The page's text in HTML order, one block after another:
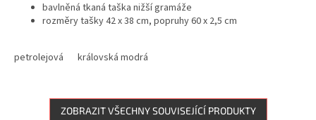
bavlněná tkaná taška nižší gramáže
rozměry tašky 42 x 38 cm, popruhy 60 x 2,5 cm
petrolejová královská modrá
ZOBRAZIT VŠECHNY SOUVISEJÍCÍ PRODUKTY